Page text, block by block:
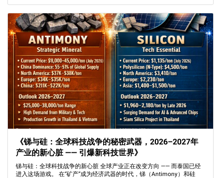
《锑与硅：全球科技战争的秘密武器，2026–2027年
产业的新心脏 —— 引爆新科技世界》
锑与硅：全球科技战争的新心脏 全球产业正在改变方向 —— 而泰国已经
进入这场游戏。 在“矿产”成为经济武器的时代，锑（Antimony）和硅